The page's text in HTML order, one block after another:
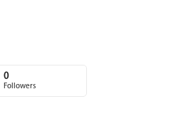
0
Followers